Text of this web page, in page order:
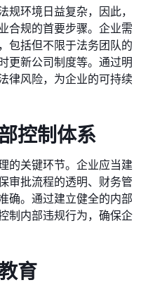
环境日益复杂，因此，
合规的首要步骤。企业需
包括但不限于法务团队的
更新公司制度等。通过明
律风险，为企业的可持续
控制体系
的关键环节。企业应当建
审批流程的透明、财务管
确。通过建立健全的内部
制内部违规行为，确保企
育